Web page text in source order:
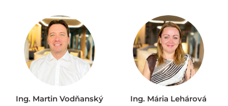
Ing. Martin Vodňanský Ing. Mária Lehárová